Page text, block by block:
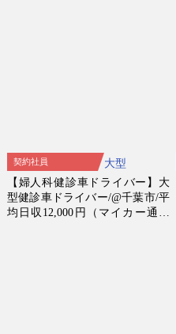
契約社員
大型
【婦人科健診車ドライバー】大
型健診車ドライバー/@千葉市/平
均日収12,000円（マイカー通勤